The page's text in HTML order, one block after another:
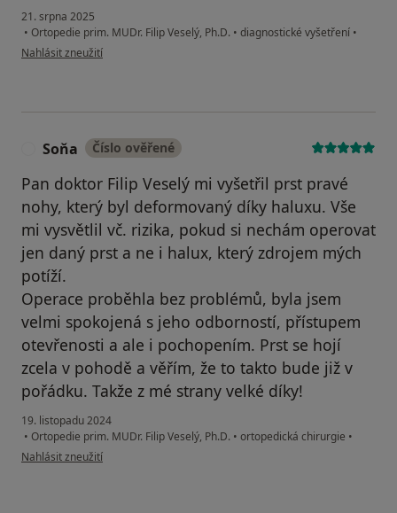
21. srpna 2025
• Ortopedie prim. MUDr. Filip Veselý, Ph.D. • diagnostické vyšetření •
podle názoru uživatele Kateřina Procházková
Nahlásit zneužití
Soňa Číslo ověřené
Pan doktor Filip Veselý mi vyšetřil prst pravé
nohy, který byl deformovaný díky haluxu. Vše
mi vysvětlil vč. rizika, pokud si nechám operovat
jen daný prst a ne i halux, který zdrojem mých
potíží.
Operace proběhla bez problémů, byla jsem
velmi spokojená s jeho odborností, přístupem
otevřenosti a ale i pochopením. Prst se hojí
zcela v pohodě a věřím, že to takto bude již v
pořádku. Takže z mé strany velké díky!
19. listopadu 2024
• Ortopedie prim. MUDr. Filip Veselý, Ph.D. • ortopedická chirurgie •
podle názoru uživatele Soňa
Nahlásit zneužití